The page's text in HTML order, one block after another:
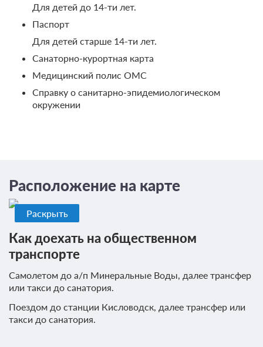
Для детей до 14-ти лет.
Паспорт
Для детей старше 14-ти лет.
Санаторно-курортная карта
Медицинский полис ОМС
Справку о санитарно-эпидемиологическом
окружении
Расположение на карте
Раскрыть
Как доехать на общественном
транспорте
Самолетом до а/п Минеральные Воды, далее трансфер
или такси до санатория.
Поездом до станции Кисловодск, далее трансфер или
такси до санатория.